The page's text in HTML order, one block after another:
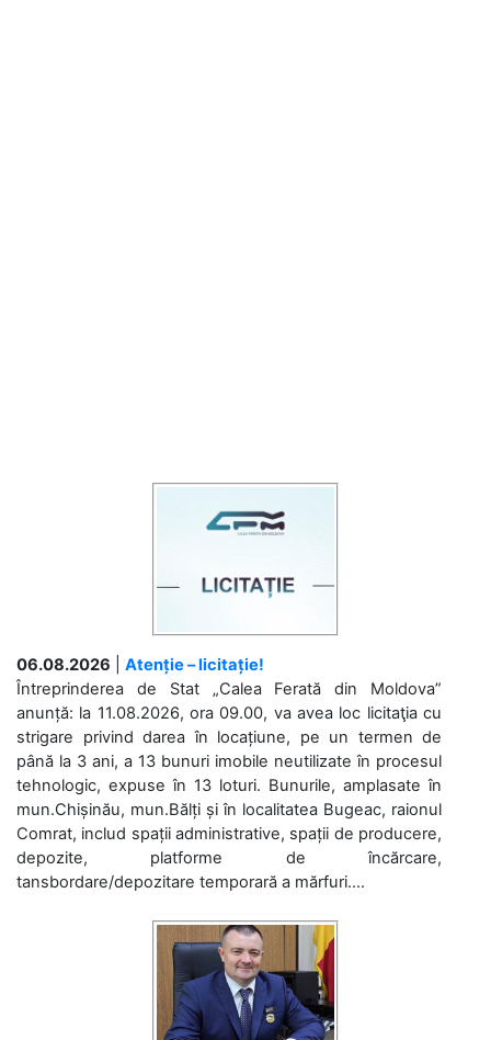
06.08.2026
Atenție – licitație!
Întreprinderea de Stat „Calea Ferată din Moldova”
anunță: la 11.08.2026, ora 09.00, va avea loc licitaţia cu
strigare privind darea în locațiune, pe un termen de
până la 3 ani, a 13 bunuri imobile neutilizate în procesul
tehnologic, expuse în 13 loturi. Bunurile, amplasate în
mun.Chișinău, mun.Bălți și în localitatea Bugeac, raionul
Comrat, includ spații administrative, spații de producere,
depozite, platforme de încărcare,
tansbordare/depozitare temporară a mărfuri....